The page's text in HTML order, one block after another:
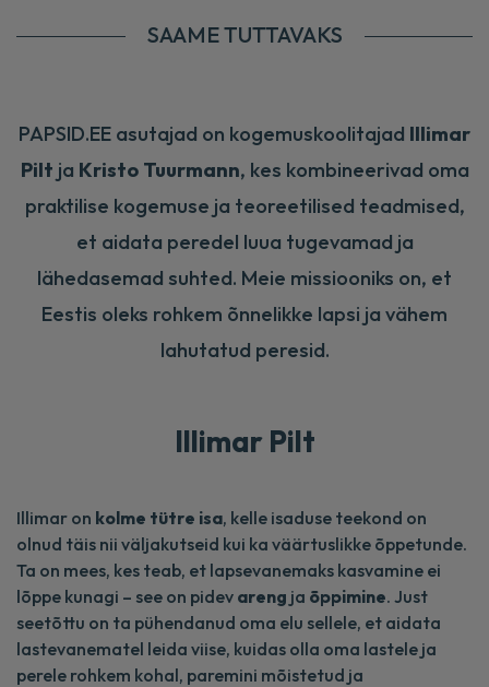
ning täiustate üksteist mõnusalt.
loogikat esiletõstev, tähenduslik ja heas
mõttes awkward. Mind isiklikult panite
teadvustama minu lähi- ja kaugema tuleviku
potentsiaalseid probleeme, mis võivad tulla
tööriistad, et nendest probleemidest edukalt
läbi navigeerida.
Aitäh teile ja kui mitte varem siis kuskil ikka
SAAME TUTTAVAKS
PAPSID.EE asutajad on kogemuskoolitajad Illimar
Pilt ja Kristo Tuurmann, kes kombineerivad oma
praktilise kogemuse ja teoreetilised teadmised,
et aidata peredel luua tugevamad ja
lähedasemad suhted. Meie missiooniks on, et
Eestis oleks rohkem õnnelikke lapsi ja vähem
lahutatud peresid.
Illimar Pilt
Illimar on kolme tütre isa, kelle isaduse teekond on
olnud täis nii väljakutseid kui ka väärtuslikke õppetunde.
Ta on mees, kes teab, et lapsevanemaks kasvamine ei
lõppe kunagi – see on pidev areng ja õppimine. Just
seetõttu on ta pühendanud oma elu sellele, et aidata
lastevanematel leida viise, kuidas olla oma lastele ja
perele rohkem kohal, paremini mõistetud ja